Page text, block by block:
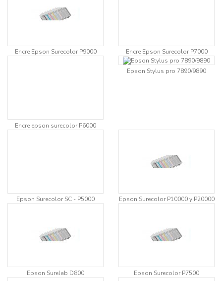
Encre Epson Surecolor P9000 Encre Epson Surecolor P7000
Encre epson surecolor P6000
Epson Stylus pro 7890/9890
Epson Surecolor SC - P5000 Epson Surecolor P10000 y P20000
Epson Surelab D800 Epson Surecolor P7500